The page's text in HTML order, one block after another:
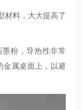
材料，大大提高了
粉，导热性非常
金属桌面上，以避